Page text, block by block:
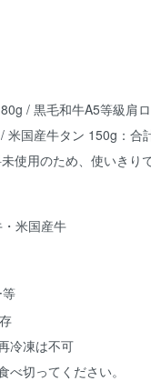
/ 黒毛和牛A5等級肩
米国産牛タン 150g：合
使用のため、使いきり
米国産牛
冷凍は不可
切ってください。